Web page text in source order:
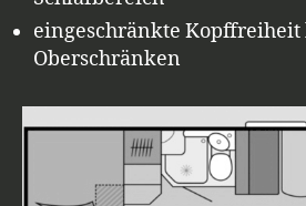
eingeschränkte Kopffreiheit
Oberschränken